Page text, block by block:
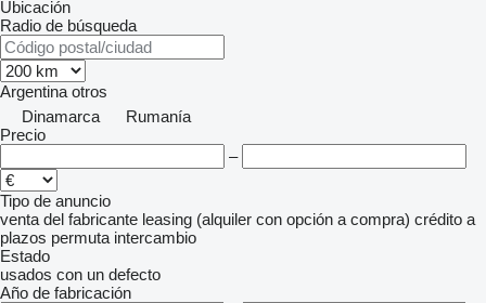
Ubicación
Radio de búsqueda
Argentina otros
Dinamarca
Rumanía
Precio
–
Tipo de anuncio
venta del fabricante leasing (alquiler con opción a compra) crédito a
plazos permuta intercambio
Estado
usados con un defecto
Año de fabricación